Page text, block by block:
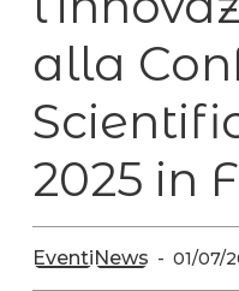
alla
2025 in
EventiNews 01/07/